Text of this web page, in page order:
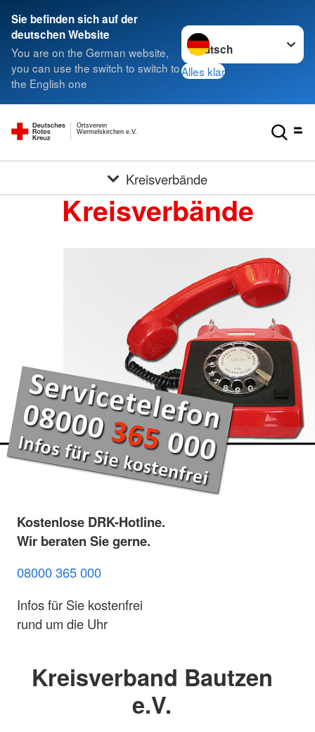
Sie befinden sich auf der
deutschen Website
You are on the German website,
you can use the switch to switch to
the English one
Sprache wechseln zu
Alles klar
Wermelskirchen e.V.
Ortsverein
Kreisverbände
Kreisverbände
Kostenlose DRK-Hotline.
Wir beraten Sie gerne.
08000 365 000
Infos für Sie kostenfrei
rund um die Uhr
Kreisverband Bautzen
e.V.